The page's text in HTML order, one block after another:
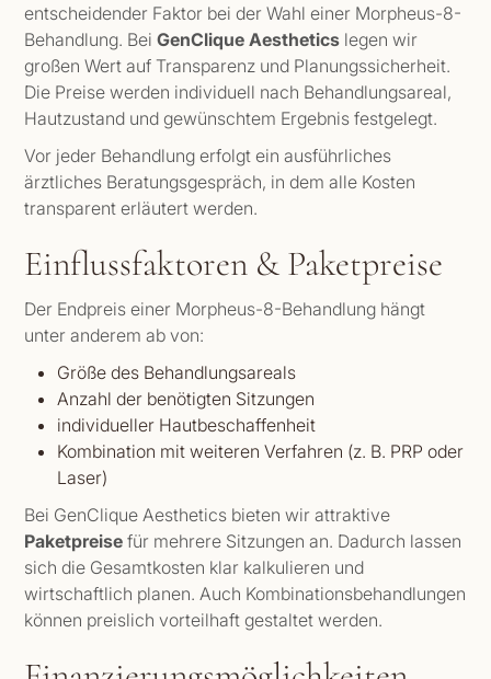
entscheidender Faktor bei der Wahl einer Morpheus-8-
Behandlung. BeiGenClique Aesthetics legen wir
großen Wert auf Transparenz und Planungssicherheit.
Die Preise werden individuell nach Behandlungsareal,
Hautzustand und gewünschtem Ergebnis festgelegt.
Vor jeder Behandlung erfolgt ein ausführliches
ärztliches Beratungsgespräch, in dem alle Kosten
transparent erläutert werden.
Einflussfaktoren & Paketpreise
Der Endpreis einer Morpheus-8-Behandlung hängt
unter anderem ab von:
Größe des Behandlungsareals
Anzahl der benötigten Sitzungen
individueller Hautbeschaffenheit
Kombination mit weiteren Verfahren (z. B. PRP oder
Laser)
Bei GenClique Aesthetics bieten wir attraktive
Paketpreise für mehrere Sitzungen an. Dadurch lassen
sich die Gesamtkosten klar kalkulieren und
wirtschaftlich planen. Auch Kombinationsbehandlungen
können preislich vorteilhaft gestaltet werden.